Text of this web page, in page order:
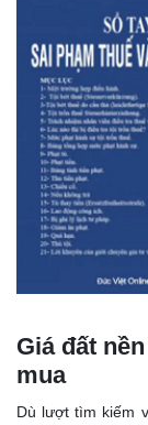
Giá đất
mua
Dù lượt tìm kiếm